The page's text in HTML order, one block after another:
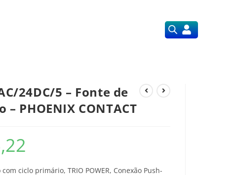
24DC/5 – Fonte de
PHOENIX CONTACT
ciclo primário, TRIO POWER, Conexão Push-